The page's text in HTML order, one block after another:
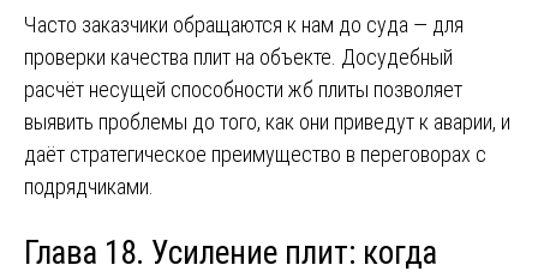
Часто заказчики обращаются к нам до суда — для
проверки качества плит на объекте. Досудебный
расчёт несущей способности жб плиты позволяет
выявить проблемы до того, как они приведут к аварии, и
даёт стратегическое преимущество в переговорах с
подрядчиками.
Глава 18. Усиление плит: когда